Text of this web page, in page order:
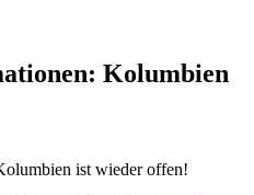
Kolumbien